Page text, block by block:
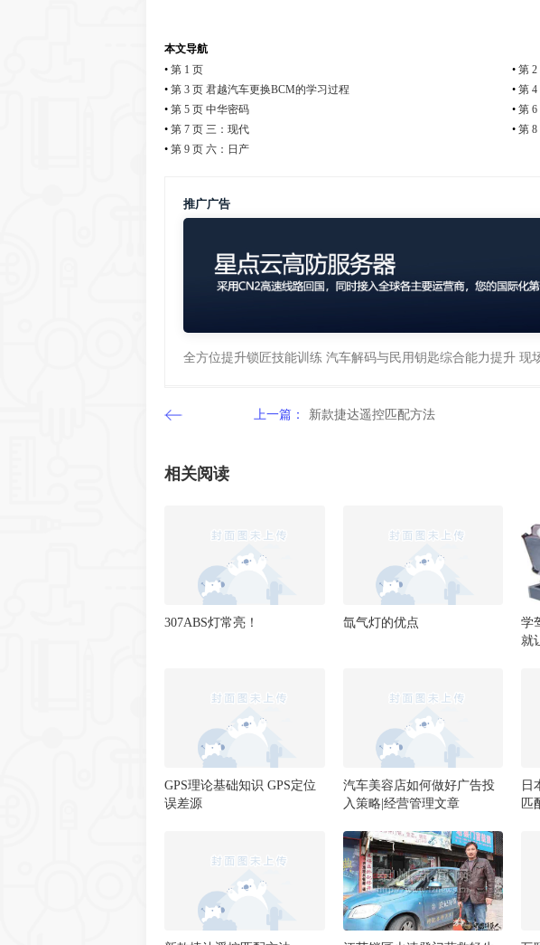
本文导航
• 第 1 页 • 第 2
• 第 3 页 君越汽车更换BCM的学习过程 • 第 4
机防
• 第 5 页 中华密码 • 第 6
• 第 7 页 三：现代 • 第
• 第 9 页 六：日产
推广广告
全方位提升锁匠技能训练 汽车解码与民用钥匙综合能力提升 现
上一篇： 新款捷达遥控匹配方法
相关阅读
307ABS灯常亮！ 氙气灯的优点
学
就
GPS理论基础知识 GPS定位
误差源
汽车美容店如何做好广告投
入策略|经营管理文章
日
匹